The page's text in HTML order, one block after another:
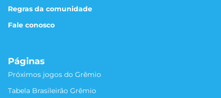
Regras da comunidade
Fale conosco
Páginas
Próximos jogos do Grêmio
Tabela Brasileirão Grêmio